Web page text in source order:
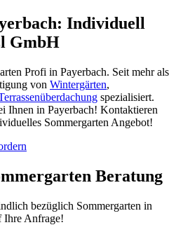
Individuell
GmbH
Profi in Payerbach. Seit mehr als
von Wintergärten,
spezialisiert.
Ihnen in Payerbach! Kontaktieren
Sommergarten Angebot!
Beratung
bezüglich Sommergarten in
Ihre Anfrage!